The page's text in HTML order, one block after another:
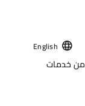
English
من خدمات